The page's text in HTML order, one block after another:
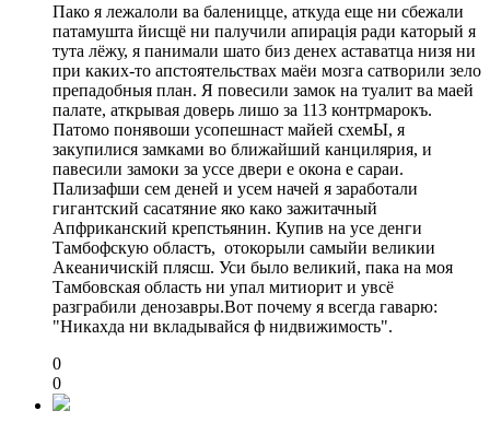
Пако я лежалоли ва баленицце, аткуда еще ни сбежали
патамушта йисщё ни палучили апирацiя ради каторый я
тута лёжу, я панимали шато биз денех аставатца низя ни
при каких-то апстоятельствах маёи мозга сатворили зело
препадобныя план. Я повесили замок на туалит ва маей
палате, аткрывая доверь лишо за 113 контрмарокъ.
Патомо понявоши усопешнаст майей схемЫ, я
закупилися замками во ближайший канцилярия, и
павесили замоки за уссе двери е окона е сараи.
Пализафши сем деней и усем начей я заработали
гигантский сасатяние яко како зажитачный
Апфриканский крепстьянин. Купив на усе денги
Тамбофскую областъ, отокорыли самыйи великии
Акеаничискiй плясш. Уси было великий, пака на моя
Тамбовская область ни упал митиорит и увсё
разграбили денозавры.Вот почему я всегда гаварю:
"Никахда ни вкладывайся ф нидвижимость".
0
0